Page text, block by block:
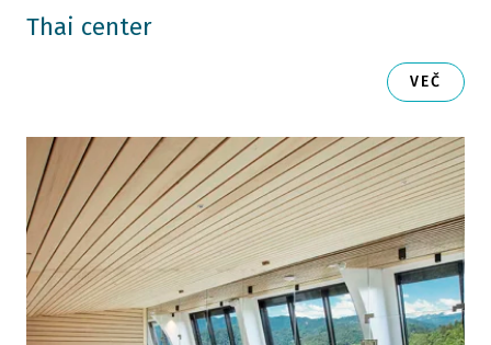
Thai center
VEČ